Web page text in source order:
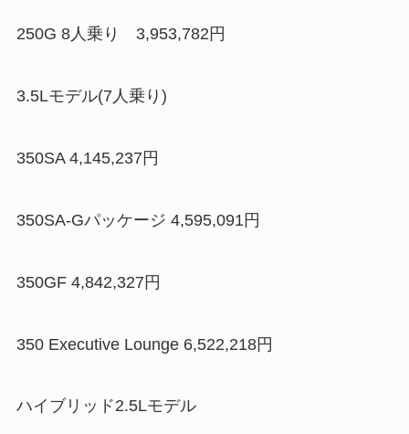
250G 8人乗り 3,953,782円
3.5Lモデル(7人乗り)
350SA 4,145,237円
350SA-Gパッケージ 4,595,091円
350GF 4,842,327円
350 Executive Lounge 6,522,218円
ハイブリッド2.5Lモデル